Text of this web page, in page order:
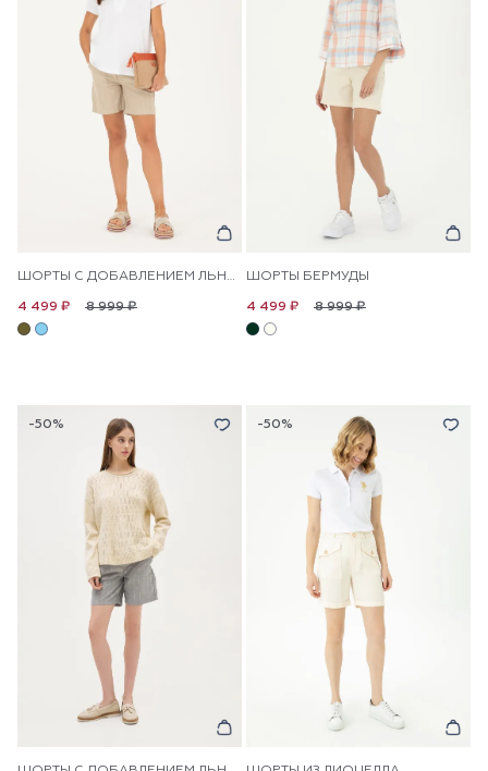
ШОРТЫ С ДОБАВЛЕНИЕМ ЛЬНА В ПОЛОСКУ
8 999 ₽
4 499 ₽
ШОРТЫ БЕРМУДЫ
8 999 ₽
4 499 ₽
-50% -50%